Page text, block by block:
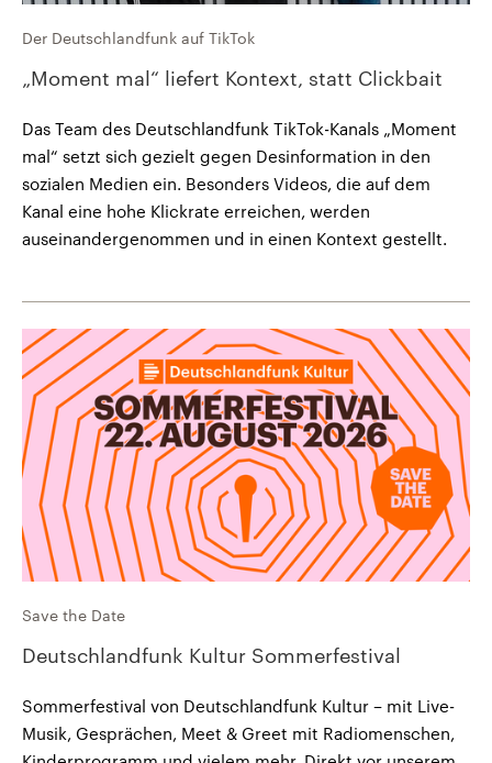
Der Deutschlandfunk auf TikTok
„Moment mal“ liefert Kontext, statt Clickbait
Das Team des Deutschlandfunk TikTok-Kanals „Moment
mal“ setzt sich gezielt gegen Desinformation in den
sozialen Medien ein. Besonders Videos, die auf dem
Kanal eine hohe Klickrate erreichen, werden
auseinandergenommen und in einen Kontext gestellt.
Save the Date
Deutschlandfunk Kultur Sommerfestival
Sommerfestival von Deutschlandfunk Kultur – mit Live-
Musik, Gesprächen, Meet & Greet mit Radiomenschen,